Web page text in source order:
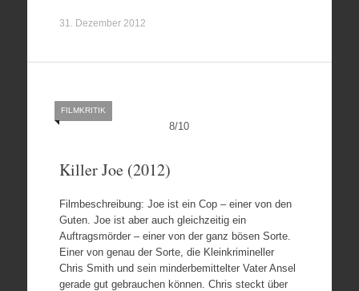
31. Dezember 2012
8/10
FILMKRITIK
Killer Joe (2012)
Filmbeschreibung: Joe ist ein Cop – einer von den
Guten. Joe ist aber auch gleichzeitig ein
Auftragsmörder – einer von der ganz bösen Sorte.
Einer von genau der Sorte, die Kleinkrimineller
Chris Smith und sein minderbemittelter Vater Ansel
gerade gut gebrauchen können. Chris steckt über